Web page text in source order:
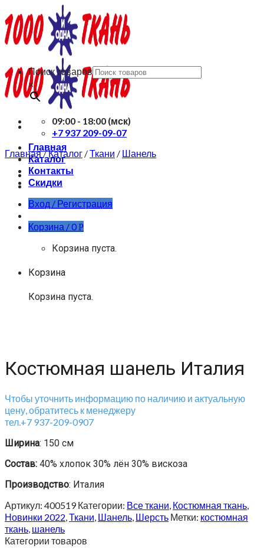
to
content
Главная
Каталог
Контакты
Скидки
Вход / Регистрация
Корзина /0Р
Корзина пуста.
Корзина
Корзина пуста.
Поиск товаров
×
09:00 - 18:00 (мск)
+7 937 209-09-07
Главная/Каталог /Ткани / Шанель
Костюмная шанель Италия
Чтобы уточнить информацию по наличию и актуальную
цену, обратитесь к менеджеру
тел.+7 937-209-0907
Ширина: 150 см
Состав: 40% хлопок 30% лён 30% вискоза
Производство: Италия
Артикул: 400519 Категории: Все ткани, Костюмная ткань,
Новинки 2022,Ткани, Шанель, Шерсть Метки: костюмная
ткань, шанель
Категории товаров